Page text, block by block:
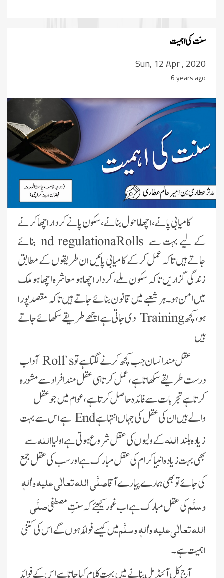
سنت کی اہمیت
Sun, 12 Apr , 2020
6 years ago
کامیابی پانے ، اچھا ماحول بنانے، سکون پانے کردار اچھا کرنے
کے لیے بہت سے Rolls
a
nd regulation بنائے
جاتے ہیں تاکہ عمل کرکے کامیابی پائیں ان طریقوں کے مطابق
زندگی گزاریں تاکہ سکون ملے، کردار اچھاہو معاشرہ اچھا ہو ملک
میں امن ہو۔ہر شعبے میں قانون بنائے جاتے ہیں تا کہ مقصدپورا
ہو، کچھTraining دی جاتی ہےاچھےطریقے سکھائے جاتے
ہیں
عقل مند انسان جب کچھ کرنے لگتا ہے توRoll`sآداب
درست طریقے سکھاتا ہے، عمل کرتا ہی عقل مند افراد سے مشورہ
کرتا ہے تجربات سے فائدہ حاصل کرتا ہے، عوام میں جو عقل
والے ہیں ان کی عقل کی جہاں انتہا ہےEndہے اس سے بہت
زياده بلنداللهکے ولیوں کی عقل شروع ہوتی ہے اولیااللہسے
بھی بہت زیادہ انبیا کرام کی عقل مبارک ہے اور سب کی عقل جمع
کی جائے تو بھی ہمارے پیارے آقاصلَّی اللہ تعالٰی علیہ واٰلہٖ
وسلَّمکی عقل مبارک ہے اب غور کیجئے کہ سنتِ مصطفیصلَّی
اللہ تعالٰی علیہ واٰلہٖ وسلَّممیں کیسے فوائد ہوں گے اس کی کتنی
اہمیت ہے۔